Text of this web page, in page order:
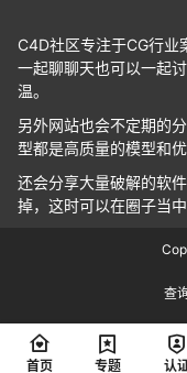
C4D社区专注于CG行业
一起聊聊天也可以一起
温。
另外网站也会不定期的
型都是高质量的模型和优
还会分享大量破解的软
掉，这时可以在圈子当
查
首页 专题 认